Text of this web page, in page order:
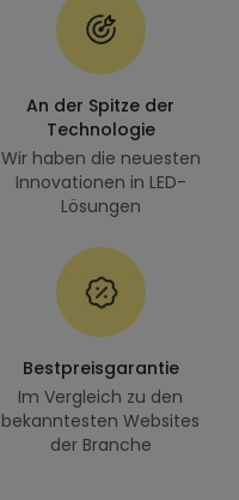
An der Spitze der
Technologie
Wir haben die neuesten
Innovationen in LED-
Lösungen
Bestpreisgarantie
Im Vergleich zu den
bekanntesten Websites
der Branche